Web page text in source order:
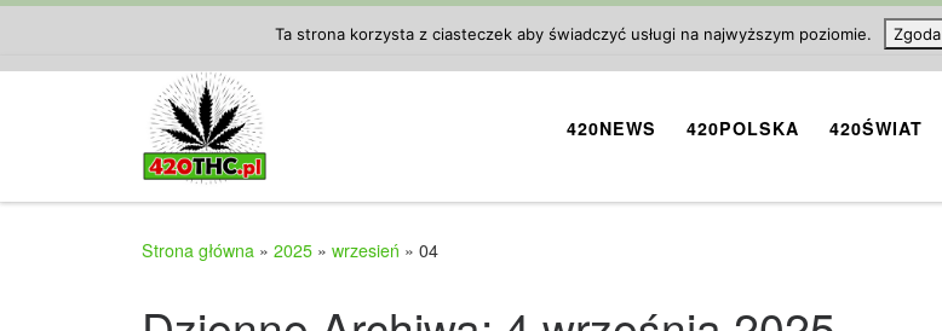
420NEWS 420POLSKA 420ŚWIAT
Strona główna » 2025 » wrzesień » 04
Ta strona korzysta z ciasteczek aby świadczyć usługi na najwyższym poziomie. Zgoda